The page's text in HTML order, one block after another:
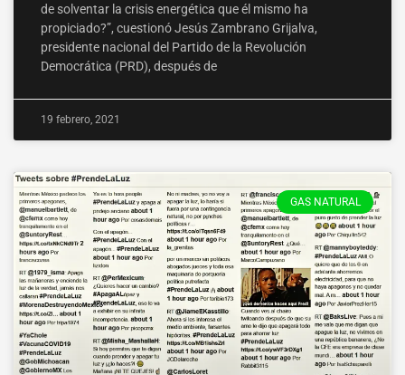
de solventar la crisis energética que él mismo ha
propiciado?”, cuestionó Jesús Zambrano Grijalva,
presidente nacional del Partido de la Revolución
Democrática (PRD), después de
19 febrero, 2021
GAS NATURAL